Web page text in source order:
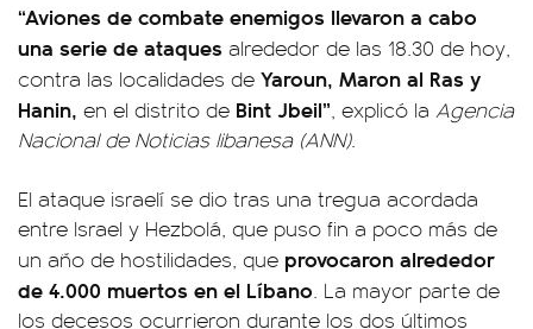
“Aviones de combate enemigos llevaron a cabo
una serie de ataques alrededor de las 18.30 de hoy,
contra las localidades de Yaroun, Maron al Ras y
Hanin, en el distrito de Bint Jbeil”, explicó la Agencia
Nacional de Noticias libanesa (ANN).
El ataque israelí se dio tras una tregua acordada
entre Israel y Hezbolá, que puso fin a poco más de
un año de hostilidades, que provocaron alrededor
de 4.000 muertos en el Líbano. La mayor parte de
los decesos ocurrieron durante los dos últimos